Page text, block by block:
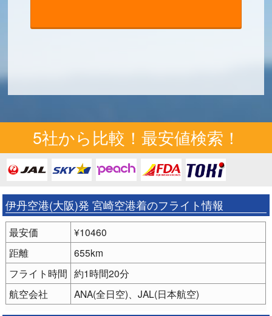
5社から比較！最安値検索！
伊丹空港(大阪)発 宮崎空港着のフライト情報
最安価
¥10460
距離
655km
フライト時間 約1時間20分
航空会社
ANA(全日空)、JAL(日本航空)